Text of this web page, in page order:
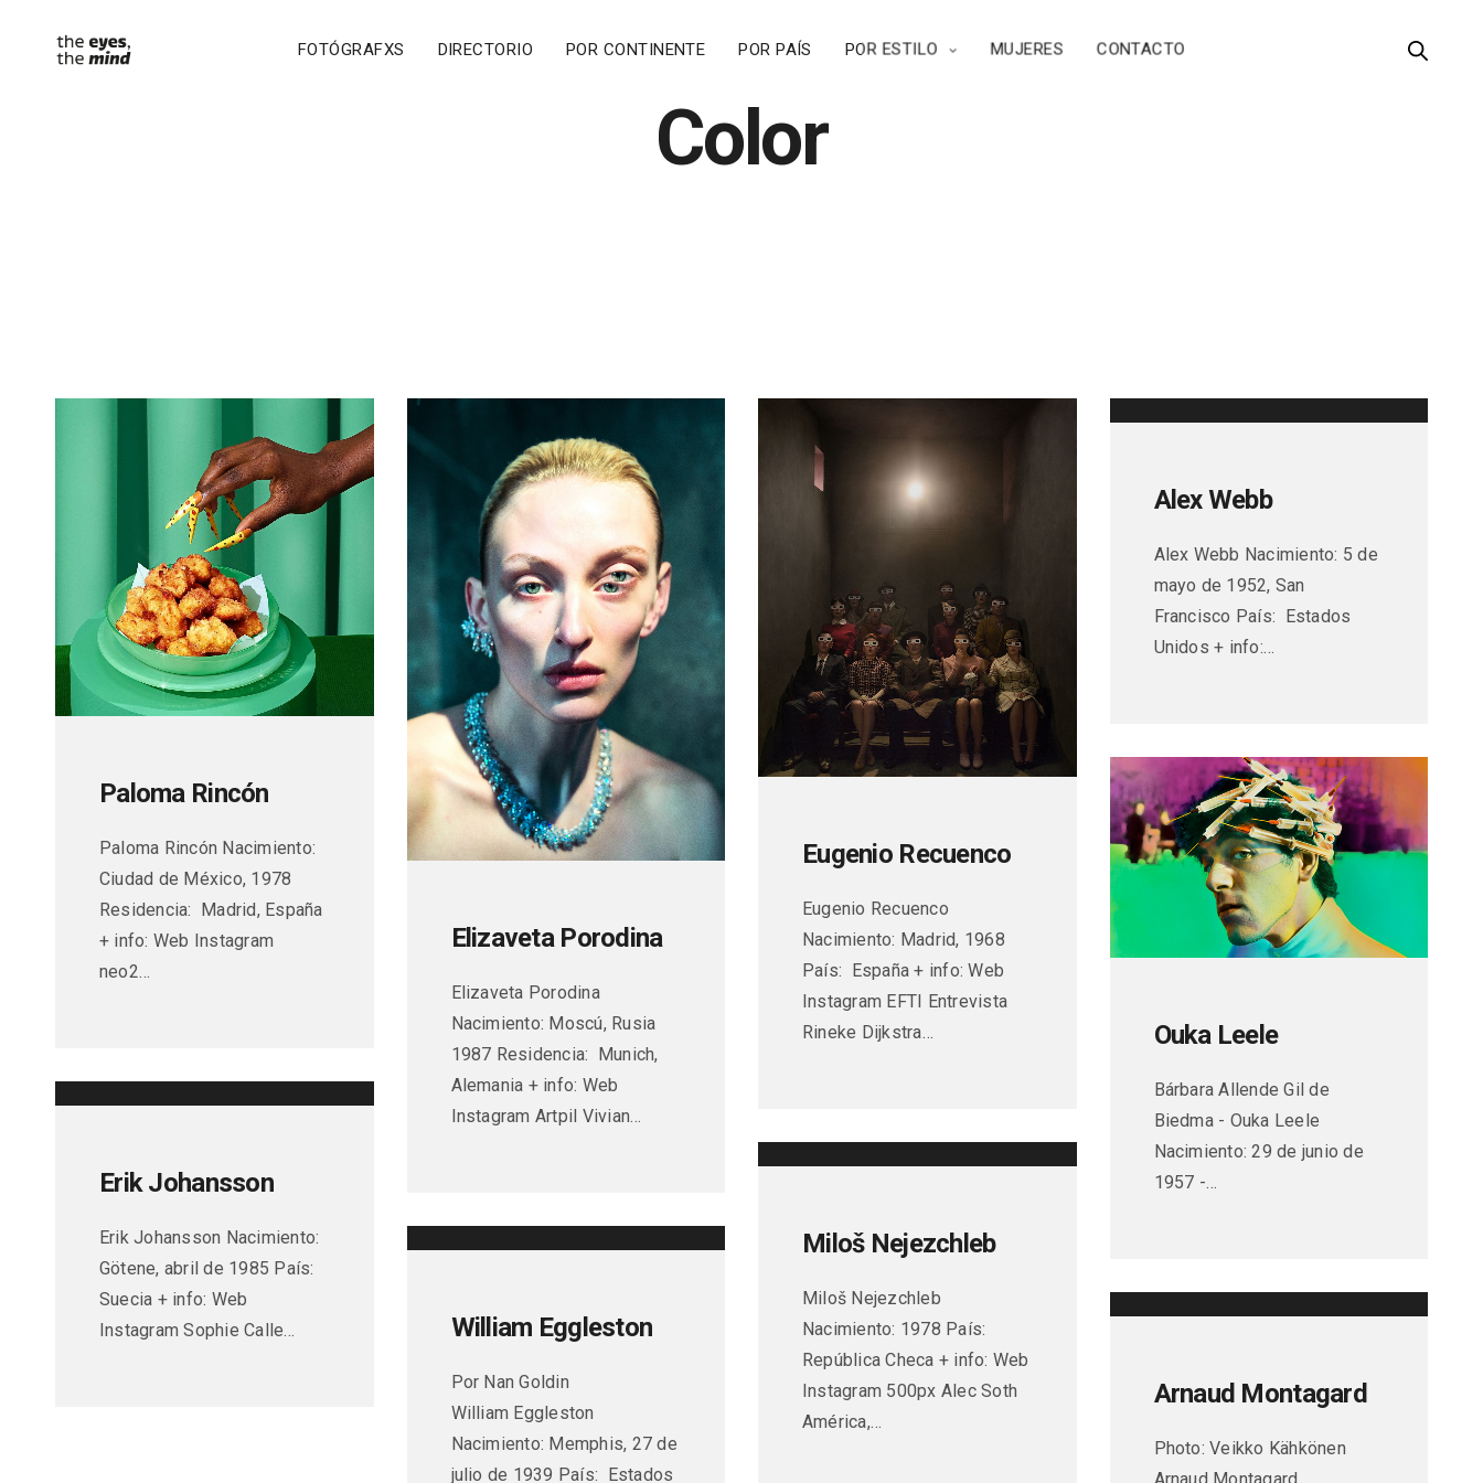
FOTÓGRAFXS DIRECTORIO POR CONTINENTE POR PAÍS POR ESTILO MUJERES CONTACTO
Color
Paloma Rincón
Paloma Rincón Nacimiento:
Ciudad de México, 1978
Residencia: Madrid, España
+ info: Web Instagram
neo2…
Elizaveta Porodina
Elizaveta Porodina
Nacimiento: Moscú, Rusia
1987 Residencia: Munich,
Alemania + info: Web
Instagram Artpil Vivian…
Eugenio Recuenco
Eugenio Recuenco
Nacimiento: Madrid, 1968
País: España + info: Web
Instagram EFTI Entrevista
Rineke Dijkstra…
Alex Webb
Alex Webb Nacimiento: 5 de
mayo de 1952, San
Francisco País: Estados
Unidos + info:…
Ouka Leele
Bárbara Allende Gil de
Biedma - Ouka Leele
Nacimiento: 29 de junio de
1957 -…
Erik Johansson
Erik Johansson Nacimiento:
Götene, abril de 1985 País:
Suecia + info: Web
Instagram Sophie Calle…
Miloš Nejezchleb
Miloš Nejezchleb
Nacimiento: 1978 País:
República Checa + info: Web
Instagram 500px Alec Soth
América,…
William Eggleston
Por Nan Goldin
William Eggleston
Nacimiento: Memphis, 27 de
julio de 1939 País: Estados
Arnaud Montagard
Photo: Veikko Kähkönen